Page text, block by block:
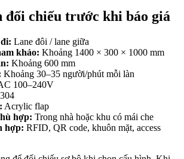
đối chiếu trước khi báo giá
Lane đôi / lane giữa
khảo: Khoảng 1400 × 300 × 1000 mm
Khoảng 600 mm
Khoảng 30–35 người/phút mỗi làn
100–240V
Acrylic flap
hợp: Trong nhà hoặc khu có mái che
hợp: RFID, QR code, khuôn mặt, access